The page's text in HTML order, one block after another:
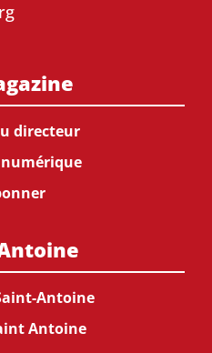
directeur
Antoine
Antoine